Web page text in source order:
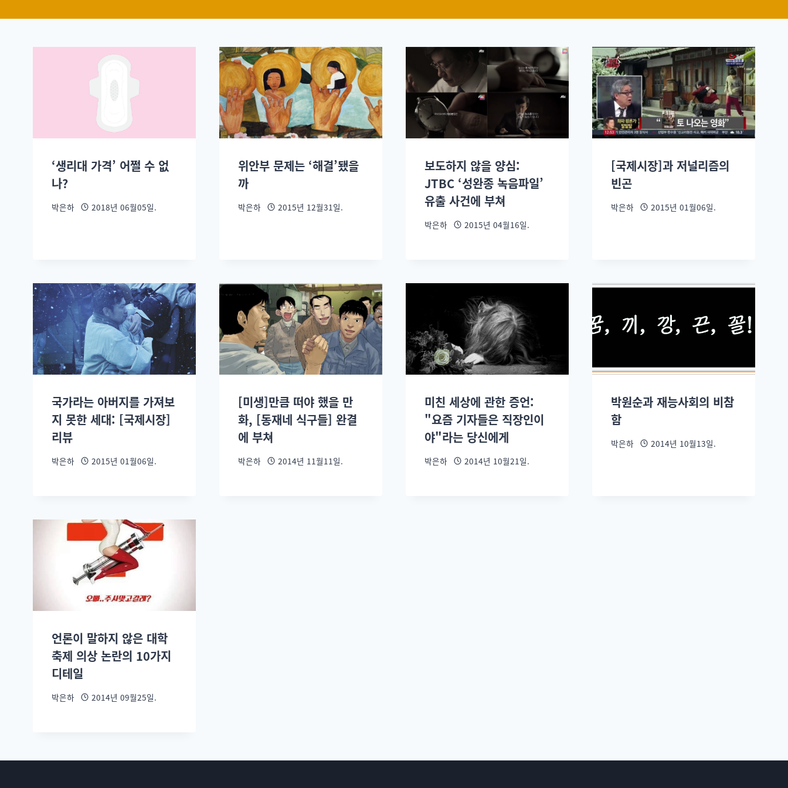
‘생리대 가격’ 어쩔 수 없
나?
박은하 2018년 06월05일.
위안부 문제는 ‘해결’됐을
까
박은하 2015년 12월31일.
보도하지 않을 양심:
JTBC ‘성완종 녹음파일’
유출 사건에 부쳐
박은하 2015년 04월16일.
[국제시장]과 저널리즘의
빈곤
박은하 2015년 01월06일.
국가라는 아버지를 가져보
지 못한 세대: [국제시장]
리뷰
박은하 2015년 01월06일.
[미생]만큼 떠야 했을 만
화, [동재네 식구들] 완결
에 부쳐
박은하 2014년 11월11일.
미친 세상에 관한 증언:
"요즘 기자들은 직장인이
야"라는 당신에게
박은하 2014년 10월21일.
박원순과 재능사회의 비참
함
박은하 2014년 10월13일.
언론이 말하지 않은 대학
축제 의상 논란의 10가지
디테일
박은하 2014년 09월25일.